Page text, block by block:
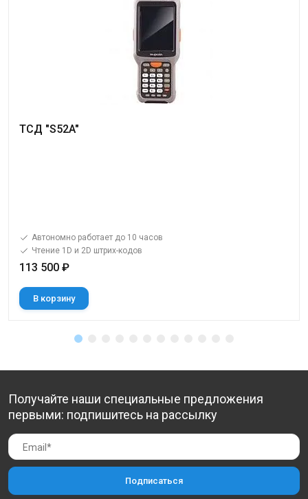
ТСД "S52A"
Автономно работает до 10 часов
Чтение 1D и 2D штрих-кодов
113 500 ₽
В корзину
Получайте наши специальные предложения
первыми: подпишитесь на рассылку